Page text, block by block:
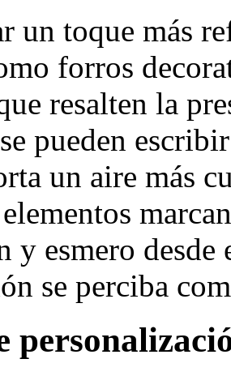
un toque más
forros
resalten la
pueden
un aire más
y esmero
se perciba